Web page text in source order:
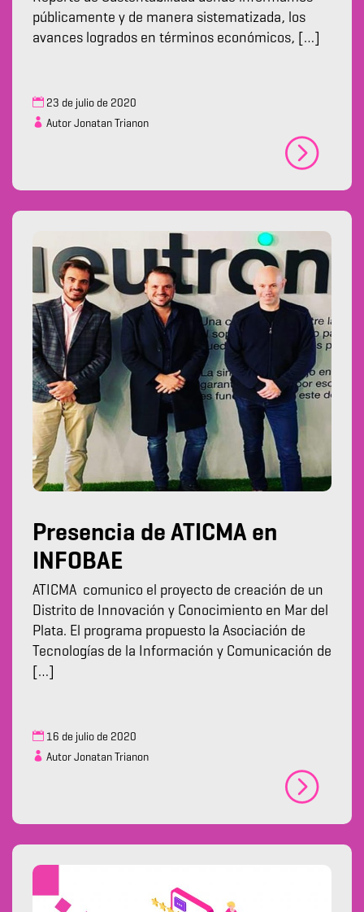
públicamente y de manera sistematizada, los
avances logrados en términos económicos, […]
23 de julio de 2020
Autor Jonatan Trianon
Presencia de ATICMA en
INFOBAE
ATICMA comunico el proyecto de creación de un
Distrito de Innovación y Conocimiento en Mar del
Plata. El programa propuesto la Asociación de
Tecnologías de la Información y Comunicación de
[…]
16 de julio de 2020
Autor Jonatan Trianon